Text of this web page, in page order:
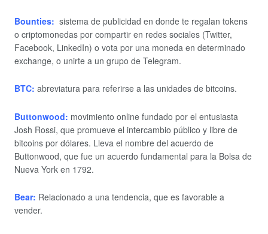
Bounties: sistema de publicidad en donde te regalan tokens
o criptomonedas por compartir en redes sociales (Twitter,
Facebook, LinkedIn) o vota por una moneda en determinado
exchange, o unirte a un grupo de Telegram.
BTC: abreviatura para referirse a las unidades de bitcoins.
Buttonwood: movimiento online fundado por el entusiasta
Josh Rossi, que promueve el intercambio público y libre de
bitcoins por dólares. Lleva el nombre del acuerdo de
Buttonwood, que fue un acuerdo fundamental para la Bolsa de
Nueva York en 1792.
Bear: Relacionado a una tendencia, que es favorable a
vender.